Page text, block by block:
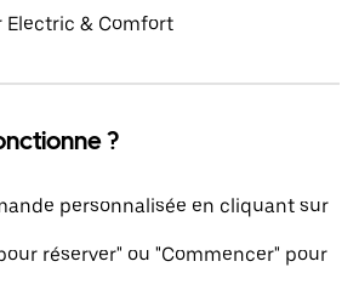
Electric & Comfort
?
personnalisée en cliquant sur
réserver" ou "Commencer" pour